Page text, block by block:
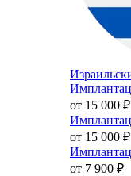
от 15 000 ₽
от 15 000 ₽
от 7 900 ₽